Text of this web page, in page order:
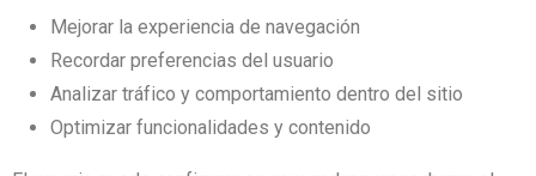
Mejorar la experiencia de navegación
Recordar preferencias del usuario
Analizar tráfico y comportamiento dentro del sitio
Optimizar funcionalidades y contenido